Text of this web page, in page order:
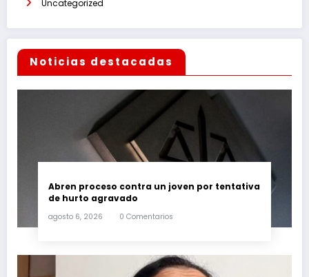
Uncategorized
Noticias destacadas
Abren proceso contra un joven por tentativa
de hurto agravado
agosto 6, 2026 0 Comentarios